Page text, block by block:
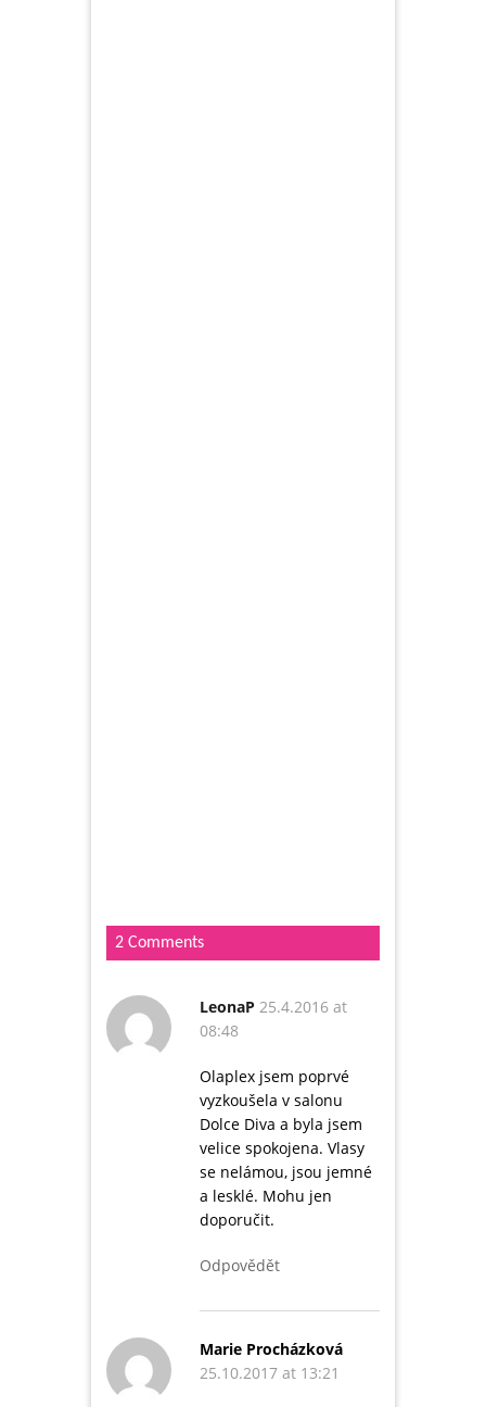
2 Comments
LeonaP 25.4.2016 at
08:48
Olaplex jsem poprvé
vyzkoušela v salonu
Dolce Diva a byla jsem
velice spokojena. Vlasy
se nelámou, jsou jemné
a lesklé. Mohu jen
doporučit.
Odpovědět
Marie Procházková
25.10.2017 at 13:21